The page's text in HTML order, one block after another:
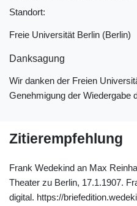
Standort:
Freie Universität Berlin (Berlin)
Danksagung
Wir danken der Freien
Genehmigung der Wiedergabe
Zitierempfehlung
Frank Wedekind an Max
Theater zu Berlin, 17.1.1907.
digital. https://